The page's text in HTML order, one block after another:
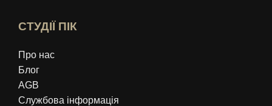
СТУДІЇ ПІК
Про нас
Блог
AGB
Службова iнформація